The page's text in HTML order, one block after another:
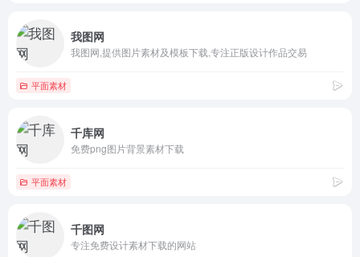
我图网
我图网,提供图片素材及模板下载,专注正版设计作品交易
平面素材
千库网
免费png图片背景素材下载
平面素材
千图网
专注免费设计素材下载的网站